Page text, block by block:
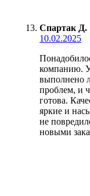
Спартак Д.
10.02.2025
компанию.
выполнено
проблем, и
готова.
яркие и
не
новыми